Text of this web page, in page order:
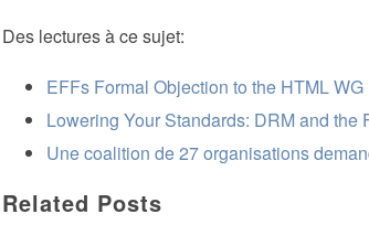
Des lectures à ce sujet:
EFFs Formal Objection to the HTML WG
Lowering Your Standards: DRM and the
Une coalition de 27 organisations
Related Posts